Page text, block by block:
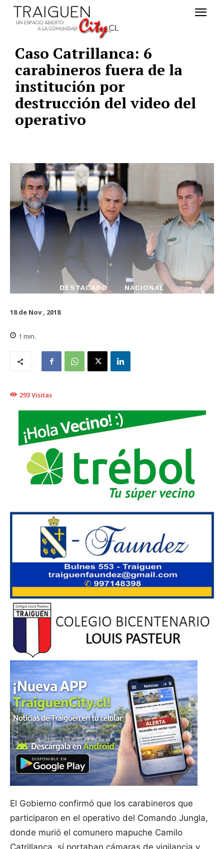
Caso Catrillanca: 6
carabineros fuera de la
institución por
destrucción del video del
operativo
DESTACADO NACIONAL
18 de Nov , 2018
1 min.
293Visitas
El Gobierno confirmó que los carabineros que
participaron en el operativo del Comando Jungla,
donde murió el comunero mapuche Camilo